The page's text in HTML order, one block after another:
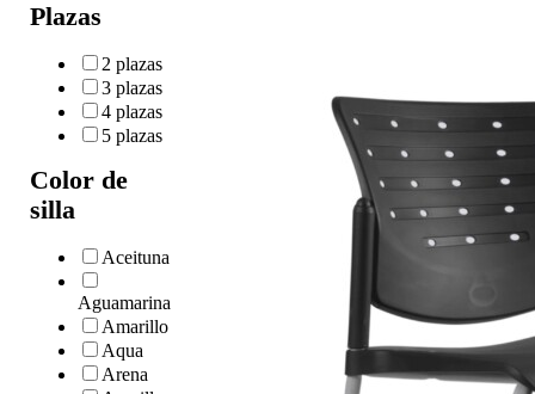
Plazas
2 plazas
3 plazas
4 plazas
5 plazas
Color de
silla
Aceituna
Aguamarina
Amarillo
Aqua
Arena